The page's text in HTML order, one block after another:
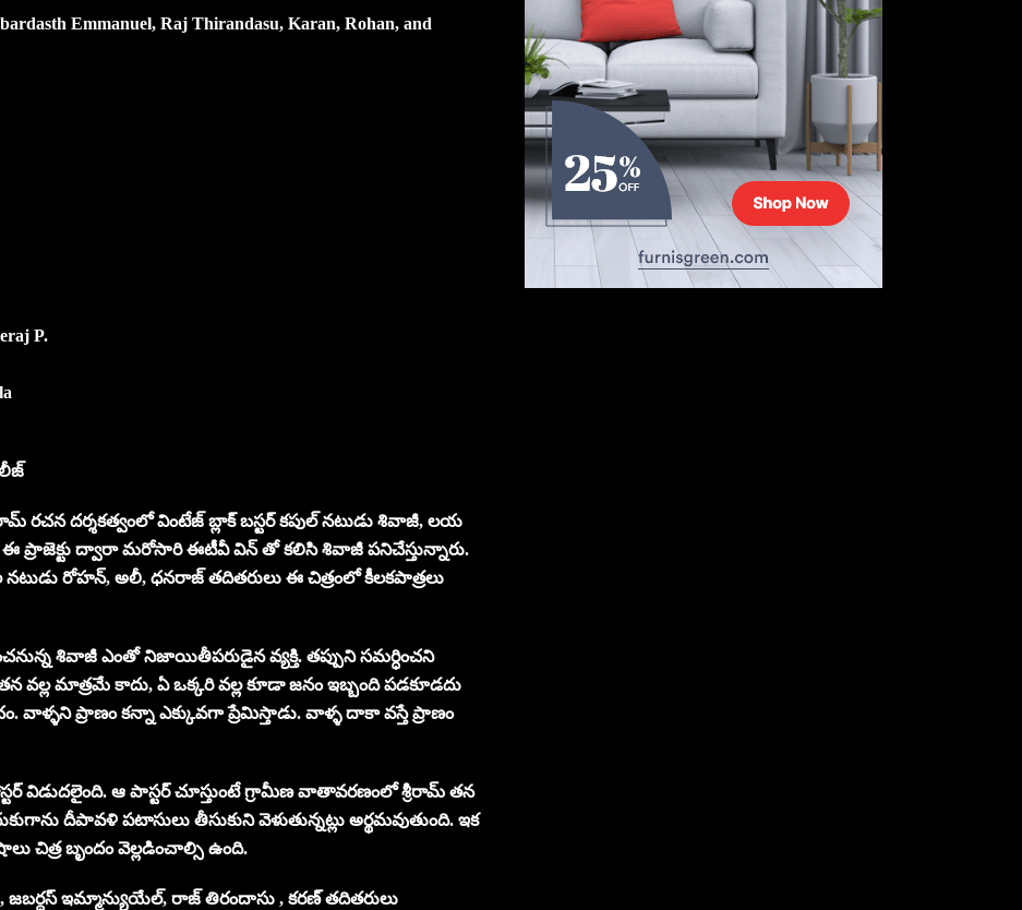
Emmanuel, Raj Thirandasu, Karan, Rohan, and
P.
రచన దర్శకత్వంలో వింటేజ్ బ్లాక్ బస్టర్ కపుల్ నటుడు శివాజీ, లయ
ఈ ప్రాజెక్టు ద్వారా మరోసారి ఈటీవీ విన్ తో కలిసి శివాజీ పనిచేస్తున్నారు.
రోహన్, అలీ, ధనరాజ్ తదితరులు ఈ చిత్రంలో కీలకపాత్రలు
శివాజీ ఎంతో నిజాయితీపరుడైన వ్యక్తి. తప్పుని సమర్ధించని
వల్ల మాత్రమే కాదు, ఏ ఒక్కరి వల్ల కూడా జనం ఇబ్బంది పడకూడదు
వాళ్ళని ప్రాణం కన్నా ఎక్కువగా ప్రేమిస్తాడు. వాళ్ళ దాకా వస్తే ప్రాణం
విడుదలైంది. ఆ పాస్టర్ చూస్తుంటే గ్రామీణ వాతావరణంలో శ్రీరామ్ తన
దీపావళి పటాసులు తీసుకుని వెళుతున్నట్లు అర్థమవుతుంది. ఇక
చిత్ర బృందం వెల్లడించాల్సి ఉంది.
ఇమ్మాన్యుయేల్, రాజ్ తిరందాసు , కరణ్ తదితరులు